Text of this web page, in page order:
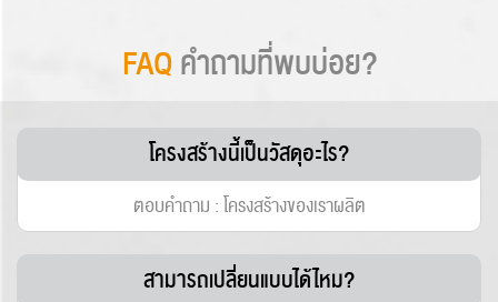
FAQคำถามที่พบบ่อย?
โครงสร้างนี้เป็นวัสดุอะไร?
ตอบคำถาม : โครงสร้างของเราผลิต
สามารถเปลี่ยนแบบได้ไหม?